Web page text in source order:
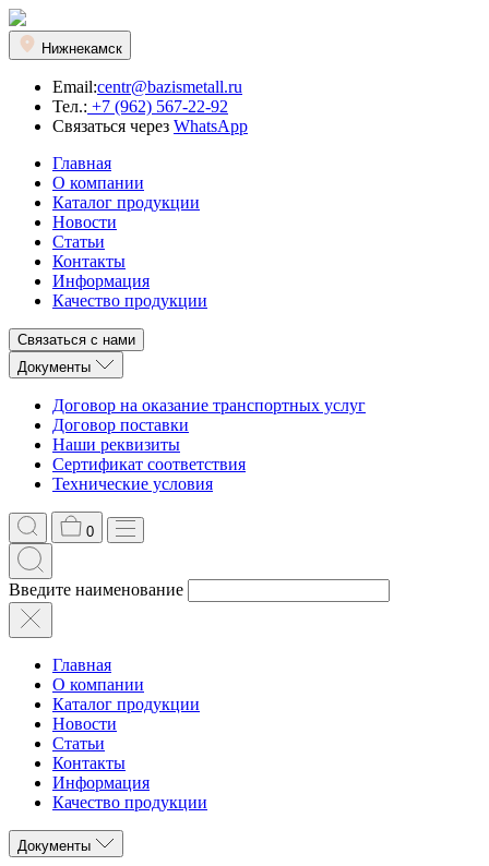
Нижнекамск
Email:centr@bazismetall.ru
Тел.: +7 (962) 567-22-92
Связаться через WhatsApp
Главная
О компании
Каталог продукции
Новости
Статьи
Контакты
Информация
Качество продукции
Связаться с нами
Документы
Договор на оказание транспортных услуг
Договор поставки
Наши реквизиты
Сертификат соответствия
Технические условия
0
Введите наименование
Главная
О компании
Каталог продукции
Новости
Статьи
Контакты
Информация
Качество продукции
Документы